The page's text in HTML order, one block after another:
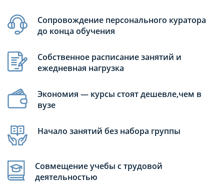
Сопровождение персонального куратора
до конца обучения
Собственное расписание занятий и
ежедневная нагрузка
Экономия — курсы стоят дешевле,чем в
вузе
Начало занятий без набора группы
Совмещение учебы с трудовой
деятельностью